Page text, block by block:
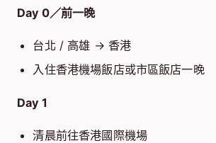
Day 0／前一晚
台北 / 高雄 → 香港
入住香港機場飯店或市區飯店一晚
Day 1
清晨前往香港國際機場